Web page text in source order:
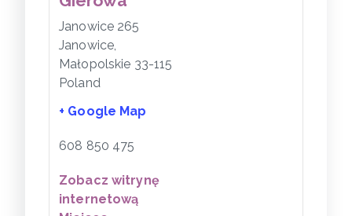
Janowice 265
Janowice,
Małopolskie 33-115
Poland
+ Google Map
608 850 475
Zobacz witrynę
internetową